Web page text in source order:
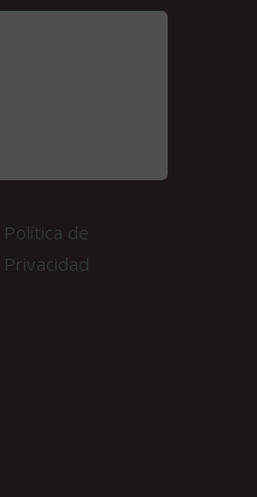
Política de
Privacidad